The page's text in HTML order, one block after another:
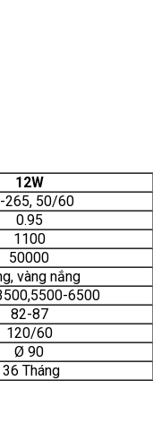
12W
265, 50/60
0.95
1100
50000
vàng nắng
6500
82-87
120/60
Ø 90
36 Tháng